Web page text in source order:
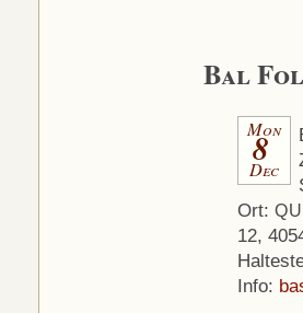
Bal
Mon
8
Dec
Ort:
12,
Info: